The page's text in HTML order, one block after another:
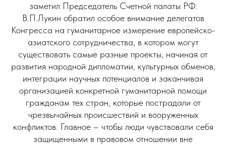
заметил Председатель Счетной палаты РФ.
В.П.Лукин обратил особое внимание делегатов
Конгресса на гуманитарное измерение европейско-
азиатского сотрудничества, в котором могут
существовать самые разные проекты, начиная от
развития народной дипломатии, культурных обменов,
интеграции научных потенциалов и заканчивая
организацией конкретной гуманитарной помощи
гражданам тех стран, которые пострадали от
чрезвычайных происшествий и вооруженных
конфликтов. Главное – чтобы люди чувствовали себя
защищенными в правовом отношении вне